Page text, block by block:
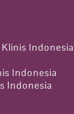
Indonesia
Indonesia
Indonesia